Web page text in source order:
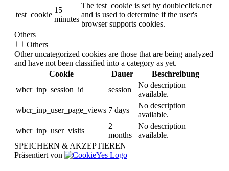
test_cookie
15
minutes
The test_cookie is set by doubleclick.net
and is used to determine if the user's
browser supports cookies.
Others
Others
Other uncategorized cookies are those that are being analyzed
and have not been classified into a category as yet.
Cookie
Dauer
Beschreibung
wbcr_inp_session_id
session
No description
available.
wbcr_inp_user_page_views 7 days
No description
available.
wbcr_inp_user_visits
2
months
No description
available.
SPEICHERN & AKZEPTIEREN
Präsentiert von